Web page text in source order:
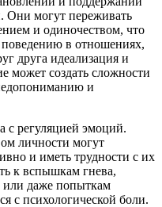
Они могут переживать
и одиночеством, что
в отношениях,
друга идеализация и
может создать сложности
и
с регуляцией эмоций.
личности могут
и иметь трудности с их
к вспышкам гнева,
или даже попыткам
с психологической боли.